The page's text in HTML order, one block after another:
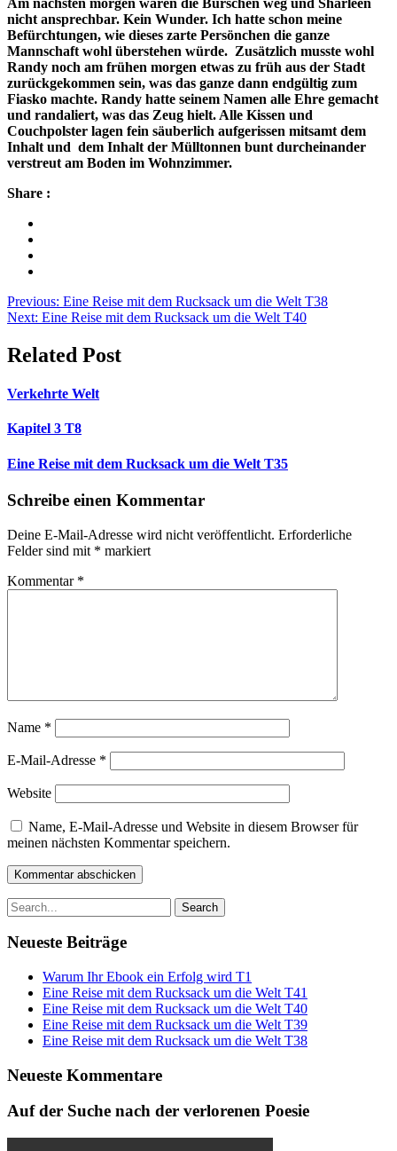
nicht ansprechbar. Kein Wunder. Ich hatte schon meine
Befürchtungen, wie dieses zarte Persönchen die ganze
Mannschaft wohl überstehen würde. Zusätzlich musste wohl
Randy noch am frühen morgen etwas zu früh aus der Stadt
zurückgekommen sein, was das ganze dann endgültig zum
Fiasko machte. Randy hatte seinem Namen alle Ehre gemacht
und randaliert, was das Zeug hielt. Alle Kissen und
Couchpolster lagen fein säuberlich aufgerissen mitsamt dem
Inhalt und dem Inhalt der Mülltonnen bunt durcheinander
verstreut am Boden im Wohnzimmer.
Share :
Beitragsnavigation
Previous: Eine Reise mit dem Rucksack um die Welt T38
Next: Eine Reise mit dem Rucksack um die Welt T40
Related Post
Verkehrte Welt
Kapitel 3 T8
Eine Reise mit dem Rucksack um die Welt T35
Schreibe einen Kommentar
Deine E-Mail-Adresse wird nicht veröffentlicht. Erforderliche
Felder sind mit * markiert
Kommentar *
Name *
E-Mail-Adresse *
Website
Name, E-Mail-Adresse und Website in diesem Browser für
meinen nächsten Kommentar speichern.
Search
for:
Neueste Beiträge
Warum Ihr Ebook ein Erfolg wird T1
Eine Reise mit dem Rucksack um die Welt T41
Eine Reise mit dem Rucksack um die Welt T40
Eine Reise mit dem Rucksack um die Welt T39
Eine Reise mit dem Rucksack um die Welt T38
Neueste Kommentare
Auf der Suche nach der verlorenen Poesie